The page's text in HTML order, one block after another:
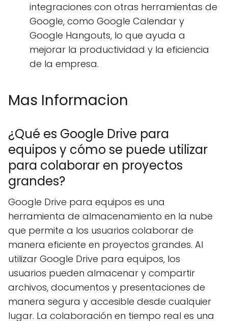
integraciones con otras herramientas de
Google, como Google Calendar y
Google Hangouts, lo que ayuda a
mejorar la productividad y la eficiencia
de la empresa.
Mas Informacion
¿Qué es Google Drive para
equipos y cómo se puede utilizar
para colaborar en proyectos
grandes?
Google Drive para equipos es una
herramienta de almacenamiento en la nube
que permite a los usuarios colaborar de
manera eficiente en proyectos grandes. Al
utilizar Google Drive para equipos, los
usuarios pueden almacenar y compartir
archivos, documentos y presentaciones de
manera segura y accesible desde cualquier
lugar. La colaboración en tiempo real es una